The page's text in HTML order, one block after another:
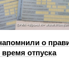
о
отпуска